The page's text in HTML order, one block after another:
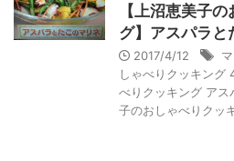
【上沼恵美子
グ】アスパラと
2017/4/12
しゃべりクッキング
べりクッキング アス
子のおしゃべりクッ